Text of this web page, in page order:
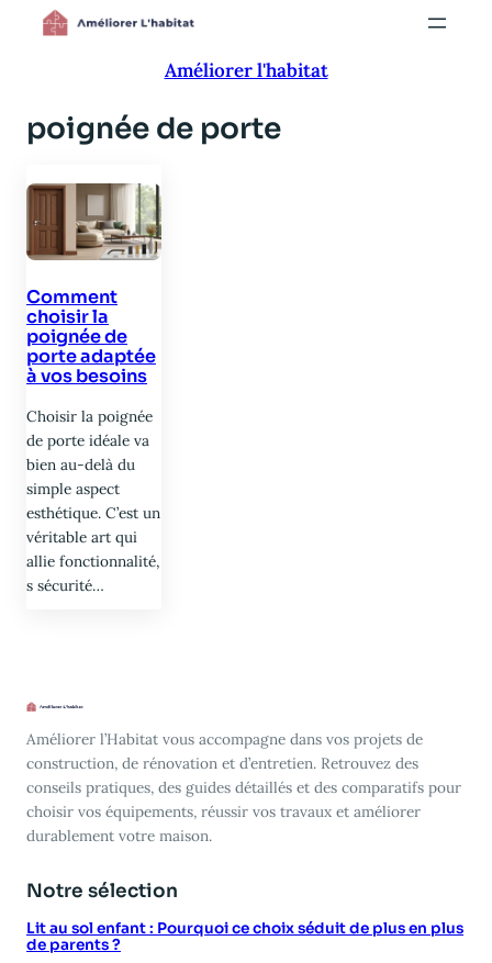
Aller
Améliorer l'habitat
poignée de porte
Comment
choisir la
poignée de
porte adaptée
à vos besoins
Choisir la poignée
de porte idéale va
bien au-delà du
simple aspect
esthétique. C’est un
véritable art qui
allie fonctionnalité,
s sécurité…
Améliorer l’Habitat vous accompagne dans vos projets de
construction, de rénovation et d’entretien. Retrouvez des
conseils pratiques, des guides détaillés et des comparatifs pour
choisir vos équipements, réussir vos travaux et améliorer
durablement votre maison.
Notre sélection
Lit au sol enfant : Pourquoi ce choix séduit de plus en plus
de parents ?